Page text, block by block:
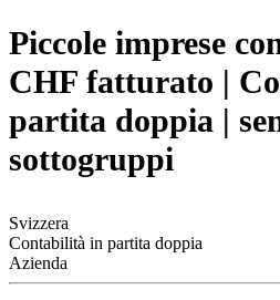
Piccole imprese
CHF fatturato |
partita doppia |
sottogruppi
Svizzera
Contabilità in partita doppia
Azienda